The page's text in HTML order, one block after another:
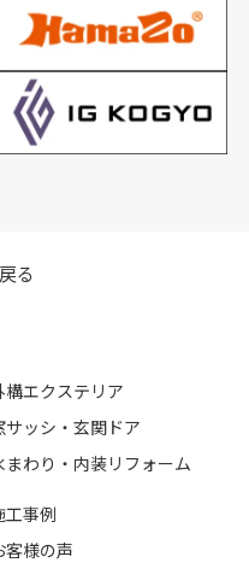
る
構エクステリア
サッシ・玄関ドア
まわり・内装リフォーム
工事例
客様の声